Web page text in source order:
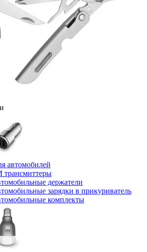
автомобилей
трансмиттеры
держатели
зарядки в прикуриватель
комплекты